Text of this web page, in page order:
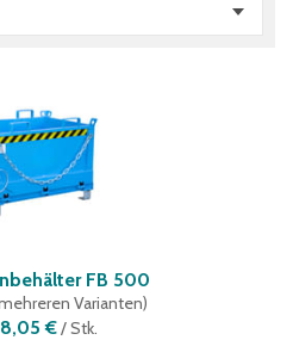
FB 500
Varianten)
€/ Stk.